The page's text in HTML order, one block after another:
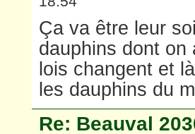
Ça va être leur
dauphins dont on
lois changent et
les dauphins du
Re: Beauval